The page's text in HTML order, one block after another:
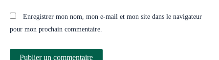
Enregistrer mon nom, mon e-mail et mon site dans le navigateur
pour mon prochain commentaire.